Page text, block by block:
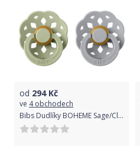
od 294Kč
ve 4 obchodech
Bibs Dudlíky BOHEME Sage/Cloud - velikost 1, přír.kaučuk 2ks